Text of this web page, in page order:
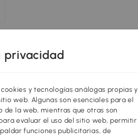
privacidad
y tecnologías análogas propias y
web. Algunas son esenciales para el
la web, mientras que otras son
evaluar el uso del sitio web, permitir
funciones publicitarias, de